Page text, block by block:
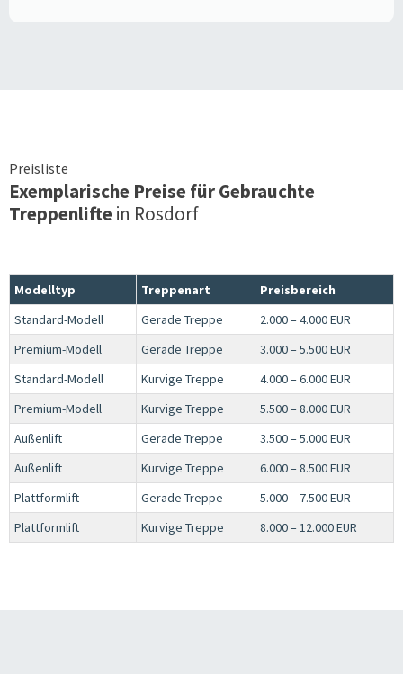
Preisliste
Exemplarische Preise für Gebrauchte
Treppenliftein Rosdorf
Modelltyp Treppenart
Preisbereich
Standard-Modell
Gerade Treppe
2.000 – 4.000 EUR
Premium-Modell
Gerade Treppe
3.000 – 5.500 EUR
Standard-Modell
Kurvige Treppe
4.000 – 6.000 EUR
Premium-Modell
Kurvige Treppe
5.500 – 8.000 EUR
Außenlift
Gerade Treppe
3.500 – 5.000 EUR
Außenlift
Kurvige Treppe
6.000 – 8.500 EUR
Plattformlift
Gerade Treppe
5.000 – 7.500 EUR
Plattformlift
Kurvige Treppe 8.000 – 12.000 EUR